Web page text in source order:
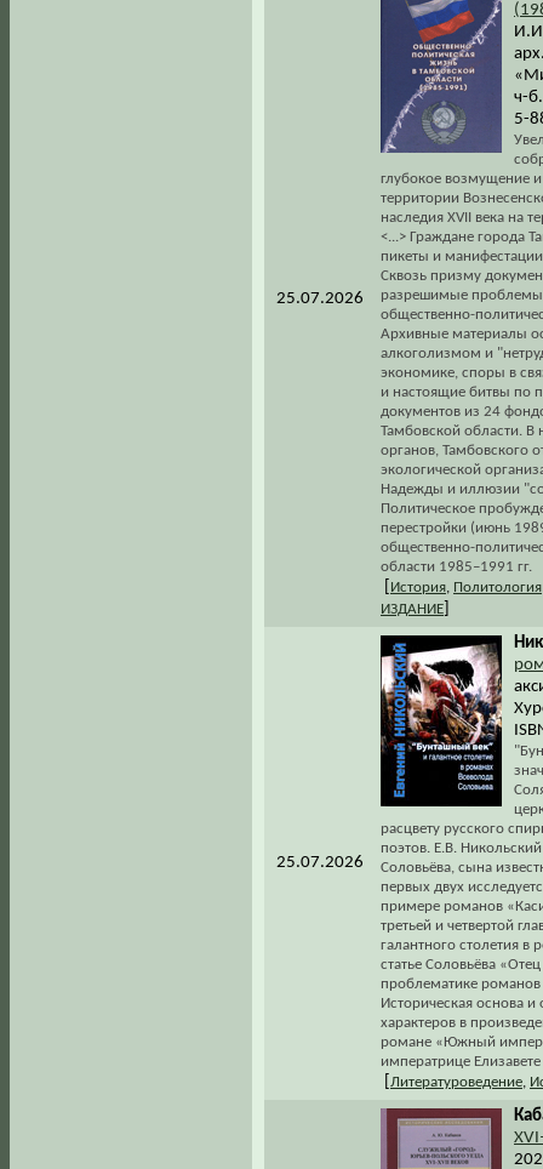
25.07.2026
ч-
5-
глубокое возмущение
территории
наследия XVII века на
<...> Граждане города
пикеты и
Сквозь призму
разрешимые проблемы
общественно-
Архивные материалы
алкоголизмом и
экономике, споры в
и настоящие битвы по
документов из 24
Тамбовской области.
органов, Тамбовского
экологической
Надежды и иллюзии
Политическое
перестройки (июнь
общественно-
области 1985–1991 гг.
История, Политология
ИЗДАНИЕ
25.07.2026
расцвету русского
поэтов. Е.В.
Соловьёва, сына
первых двух
примере романов
третьей и четвертой
галантного столетия
статье Соловьёва
проблематике
Историческая основа
характеров в
романе «Южный
императрице
Литературоведение,